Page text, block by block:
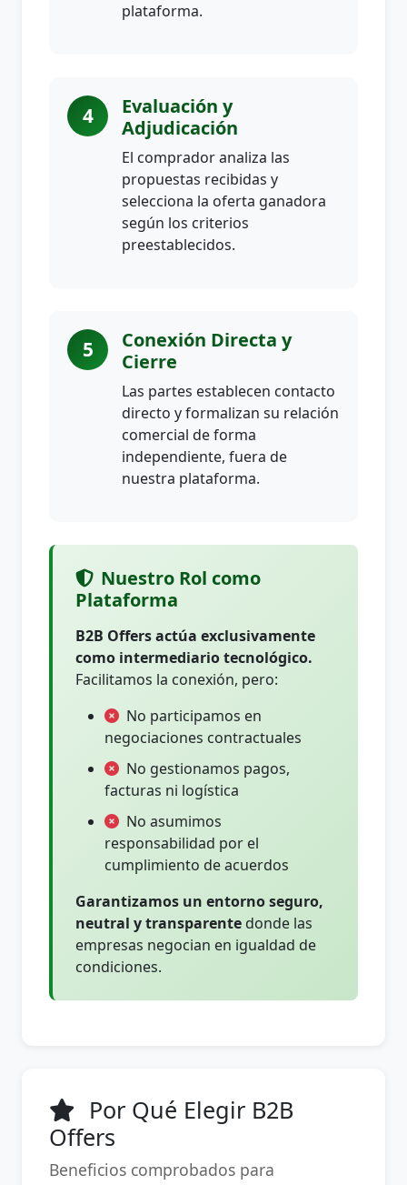
plataforma.
4
Evaluación y
Adjudicación
El comprador analiza las
propuestas recibidas y
selecciona la oferta ganadora
según los criterios
preestablecidos.
5
Conexión Directa y
Cierre
Las partes establecen contacto
directo y formalizan su relación
comercial de forma
independiente, fuera de
nuestra plataforma.
Nuestro Rol como
Plataforma
B2B Offers actúa exclusivamente
como intermediario tecnológico.
Facilitamos la conexión, pero:
No participamos en
negociaciones contractuales
No gestionamos pagos,
facturas ni logística
No asumimos
responsabilidad por el
cumplimiento de acuerdos
Garantizamos un entorno seguro,
neutral y transparente donde las
empresas negocian en igualdad de
condiciones.
Por Qué Elegir B2B
Offers
Beneficios comprobados para